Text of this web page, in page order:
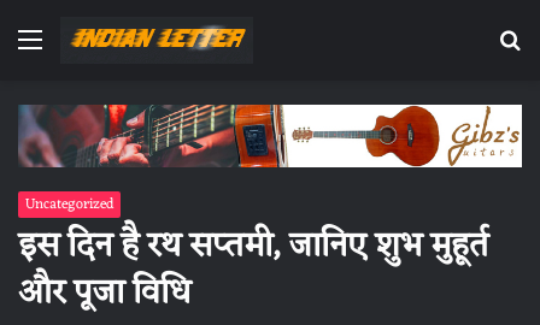
Menu
Uncategorized
इस दिन है रथ सप्तमी, जानिए शुभ मुहूर्त
और पूजा विधि